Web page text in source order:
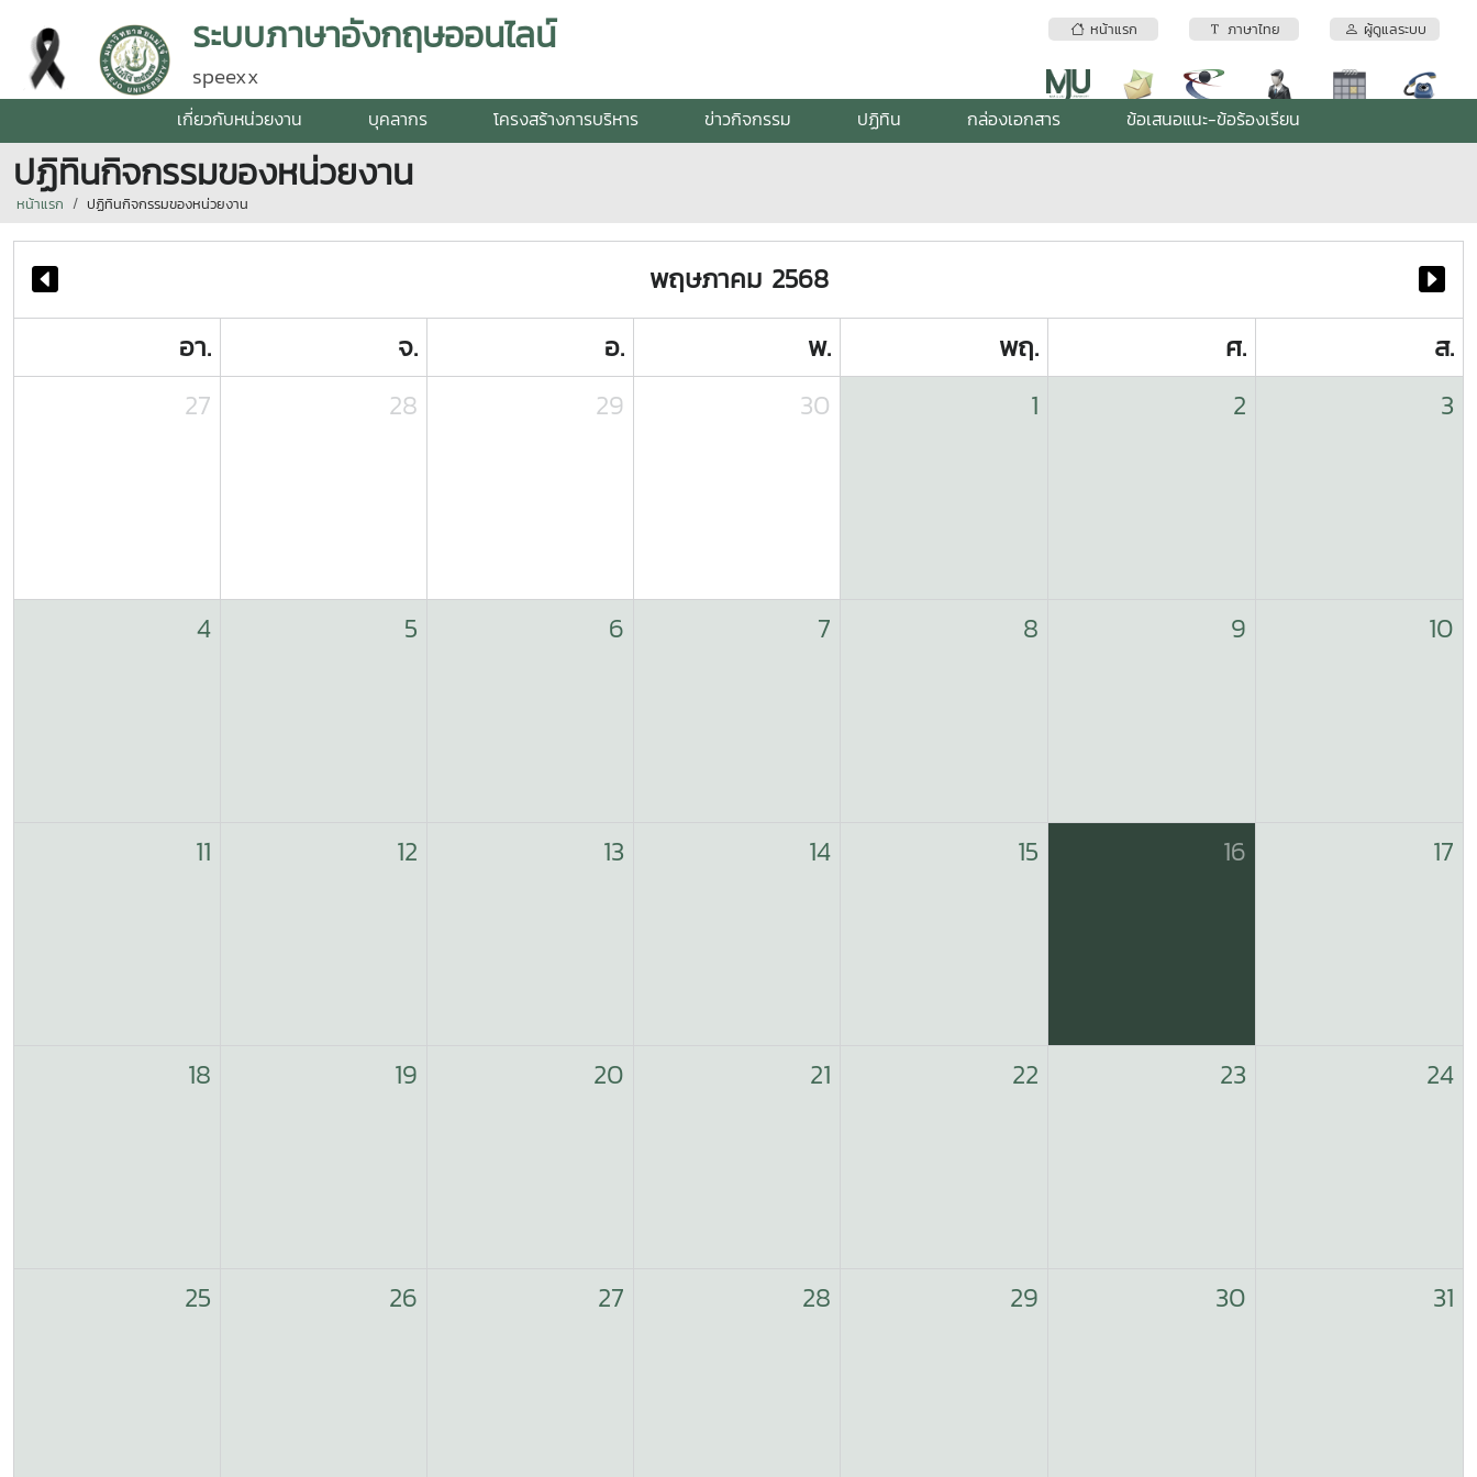
หน้าแรก ภาษาไทย ผู้ดูแลระบบ
ระบบภาษาอังกฤษออนไลน์
speexx
เกี่ยวกับหน่วยงาน บุคลากร โครงสร้างการบริหาร ข่าวกิจกรรม ปฏิทิน กล่องเอกสาร ข้อเสนอแนะ-ข้อร้องเรียน
ปฏิทินกิจกรรมของหน่วยงาน
หน้าแรก ปฏิทินกิจกรรมของหน่วยงาน
พฤษภาคม 2568
อา.
จ. อ. พ. พฤ. ศ.
ส.
27
28 29 30 1 2 3
4 5 6 7 8 9 10
11 12 13 14 15 16 17
18 19 20 21 22 23 24
25 26 27 28 29 30 31